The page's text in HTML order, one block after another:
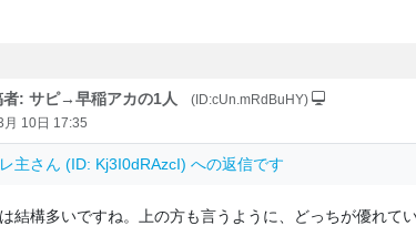
者: サピ→早稲アカの1人
(ID:cUn.mRdBuHY)
10日 17:35
主さん (ID: Kj3I0dRAzcI) への返信です
結構多いですね。上の方も言うように、どっちが優れて